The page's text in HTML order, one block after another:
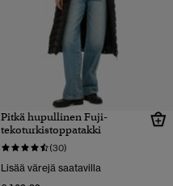
Pitkä hupullinen Fuji-
tekoturkistoppatakki
(30)
Lisää värejä saatavilla